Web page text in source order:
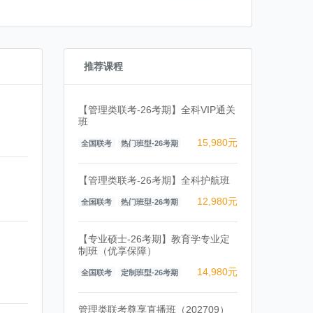
推荐课程
【管理类联考-26考期】全科VIP通关
班
全国联考 热门班型-26考期 15,980元
【管理类联考-26考期】全科护航班
全国联考 热门班型-26考期 12,980元
【专业硕士-26考期】教育学专业定
制班（优享保障）
全国联考 定制班型-26考期 14,980元
管理类联考尊享直播班（202709）